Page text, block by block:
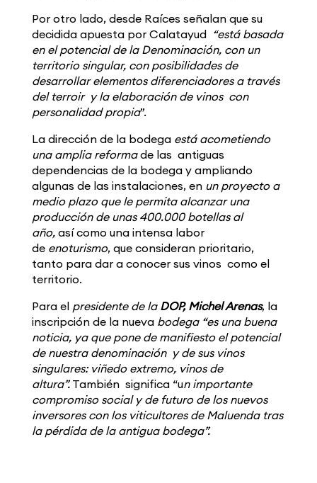
Por otro lado, desde Raíces señalan que su
decidida apuesta por Calatayud “está basada
en el potencial de la Denominación, con un
territorio singular, con posibilidades de
desarrollar elementos diferenciadores a través
del terroir y la elaboración de vinos con
personalidad propia”.
La dirección de la bodega está acometiendo
una amplia reformade las antiguas
dependencias de la bodega y ampliando
algunas de las instalaciones, en un proyecto a
medio plazo que le permita alcanzar una
producción de unas 400.000 botellas al
año,así como una intensa labor
de enoturismo, que consideran prioritario,
tanto para dar a conocer sus vinos como el
territorio.
Para el presidente de la DOP, Michel Arenas, la
inscripción de la nueva bodega “es una buena
noticia, ya que pone de manifiesto el potencial
de nuestra denominación y de sus vinos
singulares: viñedo extremo, vinos de
altura”.También significa “un importante
compromiso social y de futuro de los nuevos
inversores con los viticultores de Maluenda tras
la pérdida de la antigua bodega”.